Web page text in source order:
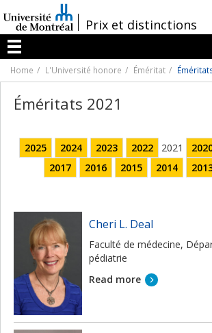
au
contenu
/Prix et distinctions
Menu
Home L'Université honore Éméritat
Éméritats 2021
2025 2024 2023 2022 2021
2017
2016 2015 2014
Cheri L. Deal
Faculté de médecine,
pédiatrie
Read more